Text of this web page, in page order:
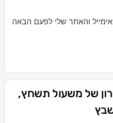
והאתר שלי לפעם הבאה
של משעול תשחץ,